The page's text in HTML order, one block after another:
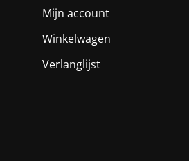
Mijn account
Winkelwagen
Verlanglijst